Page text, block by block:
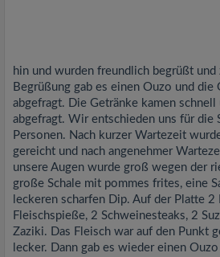
hin und wurden freundlich begrüßt
Begrüßung gab es einen Ouzo und die
abgefragt. Die Getränke kamen schnell
abgefragt. Wir entschieden uns für die
Personen. Nach kurzer Wartezeit
gereicht und nach angenehmer
unsere Augen wurde groß wegen der
große Schale mit pommes frites, eine
leckeren scharfen Dip. Auf der Platte
Fleischspieße, 2 Schweinesteaks, 2
Zaziki. Das Fleisch war auf den Punkt
lecker. Dann gab es wieder einen